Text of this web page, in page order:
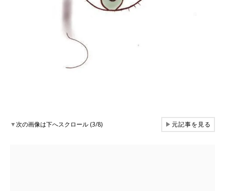
▼次の画像は下へスクロール (3/8) ▶元記事を見る